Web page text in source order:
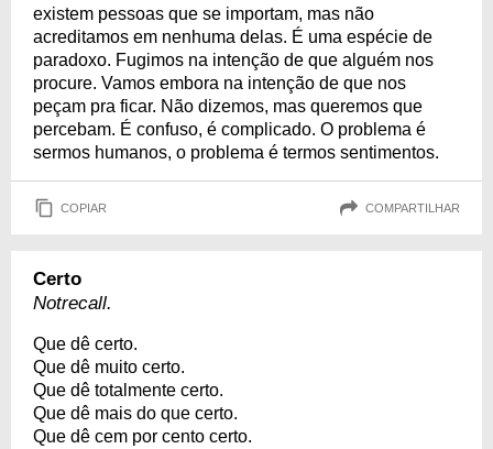
existem pessoas que se importam, mas não
acreditamos em nenhuma delas. É uma espécie de
paradoxo. Fugimos na intenção de que alguém nos
procure. Vamos embora na intenção de que nos
peçam pra ficar. Não dizemos, mas queremos que
percebam. É confuso, é complicado. O problema é
sermos humanos, o problema é termos sentimentos.
COPIAR COMPARTILHAR
Certo
Notrecall.
Que dê certo.
Que dê muito certo.
Que dê totalmente certo.
Que dê mais do que certo.
Que dê cem por cento certo.